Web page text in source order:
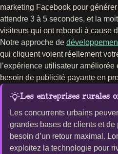
marketing Facebook pour
attendre 3 à 5 secondes, et la
visiteurs qui ont rebondi à cause
Notre approche de
qui cliquent voient réellement
l’expérience utilisateur
besoin de publicité payante en
Les entreprises rurales
Les concurrents urbains
grandes bases de clients et
besoin d’un retour maximal.
exploitez la technologie pour